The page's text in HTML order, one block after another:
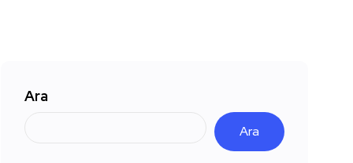
Ara
Ara